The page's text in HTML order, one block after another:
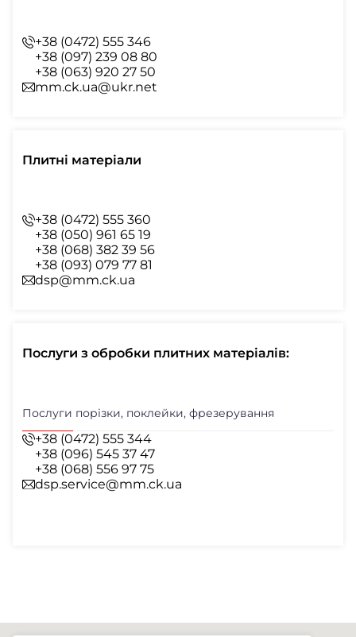
+38 (0472) 555 346
+38 (097) 239 08 80
+38 (063) 920 27 50
mm.ck.ua@ukr.net
Плитні матеріали
+38 (0472) 555 360
+38 (050) 961 65 19
+38 (068) 382 39 56
+38 (093) 079 77 81
dsp@mm.ck.ua
Послуги з обробки плитних матеріалів:
Послуги порізки, поклейки, фрезерування
+38 (0472) 555 344
+38 (096) 545 37 47
+38 (068) 556 97 75
dsp.service@mm.ck.ua